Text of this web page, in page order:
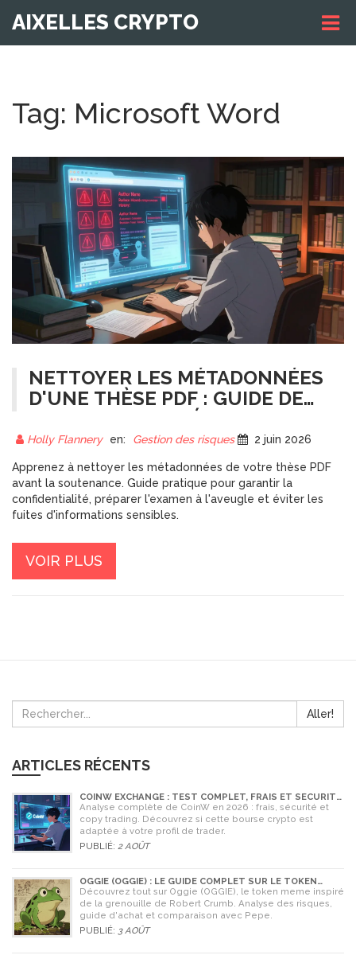
AIXELLES CRYPTO
Tag: Microsoft Word
NETTOYER LES MÉTADONNÉES
D'UNE THÈSE PDF : GUIDE DE
CONFIDENTIALITÉ AVANT
SOUTENANCE
Holly Flannery en: Gestion des risques 2 juin 2026
Apprenez à nettoyer les métadonnées de votre thèse PDF
avant la soutenance. Guide pratique pour garantir la
confidentialité, préparer l'examen à l'aveugle et éviter les
fuites d'informations sensibles.
VOIR PLUS
Aller!
ARTICLES RÉCENTS
COINW EXCHANGE : TEST COMPLET, FRAIS ET SÉCURITÉ
EN 2026
Analyse complète de CoinW en 2026 : frais, sécurité et
copy trading. Découvrez si cette bourse crypto est
adaptée à votre profil de trader.
PUBLIÉ: 2 AOÛT
OGGIE (OGGIE) : LE GUIDE COMPLET SUR LE TOKEN
MEME DE LA GRENOUILLE
Découvrez tout sur Oggie (OGGIE), le token meme inspiré
de la grenouille de Robert Crumb. Analyse des risques,
guide d'achat et comparaison avec Pepe.
PUBLIÉ: 3 AOÛT